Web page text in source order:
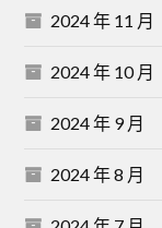
2024 年 11 月
2024 年 10 月
2024 年 9 月
2024 年 8 月